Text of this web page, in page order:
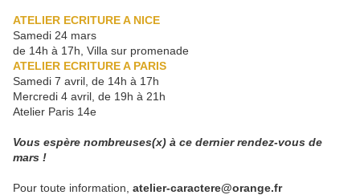
ATELIER ECRITURE A NICE
Samedi 24 mars
de 14h à 17h, Villa sur promenade
ATELIER ECRITURE A PARIS
Samedi 7 avril, de 14h à 17h
Mercredi 4 avril, de 19h à 21h
Atelier Paris 14e
Vous espère nombreuses(x) à ce dernier rendez-vous de
mars !
Pour toute information, atelier-caractere@orange.fr